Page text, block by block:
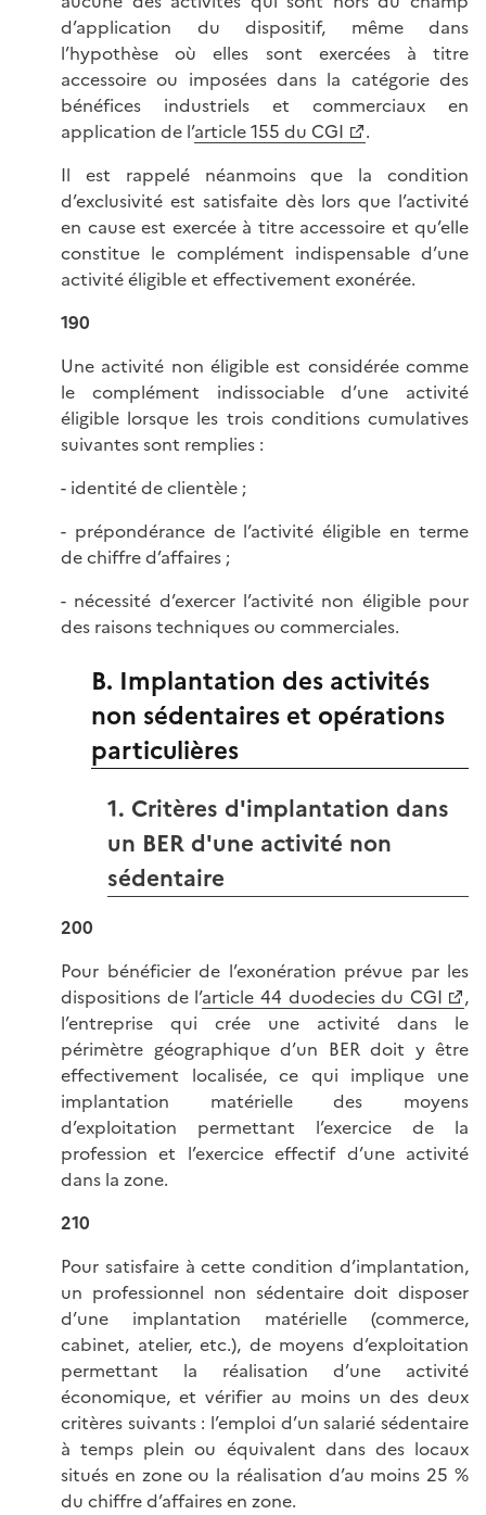
d’application du dispositif, même dans
l’hypothèse où elles sont exercées à titre
accessoire ou imposées dans la catégorie des
bénéfices industriels et commerciaux en
application de l’article 155 du CGI
.
Il est rappelé néanmoins que la condition
d’exclusivité est satisfaite dès lors que l’activité
en cause est exercée à titre accessoire et qu’elle
constitue le complément indispensable d’une
activité éligible et effectivement exonérée.
190
Une activité non éligible est considérée comme
le complément indissociable d’une activité
éligible lorsque les trois conditions cumulatives
suivantes sont remplies :
- identité de clientèle ;
- prépondérance de l’activité éligible en terme
de chiffre d’affaires ;
- nécessité d’exercer l’activité non éligible pour
des raisons techniques ou commerciales.
B. Implantation des activités
non sédentaires et opérations
particulières
1. Critères d'implantation dans
un BER d'une activité non
sédentaire
200
Pour bénéficier de l’exonération prévue par les
dispositions de l’article 44 duodecies du CGI
,
l’entreprise qui crée une activité dans le
périmètre géographique d’un BER doit y être
effectivement localisée, ce qui implique une
implantation matérielle des moyens
d’exploitation permettant l’exercice de la
profession et l’exercice effectif d’une activité
dans la zone.
210
Pour satisfaire à cette condition d’implantation,
un professionnel non sédentaire doit disposer
d’une implantation matérielle (commerce,
cabinet, atelier, etc.), de moyens d’exploitation
permettant la réalisation d’une activité
économique, et vérifier au moins un des deux
critères suivants : l’emploi d’un salarié sédentaire
à temps plein ou équivalent dans des locaux
situés en zone ou la réalisation d’au moins 25 %
du chiffre d’affaires en zone.